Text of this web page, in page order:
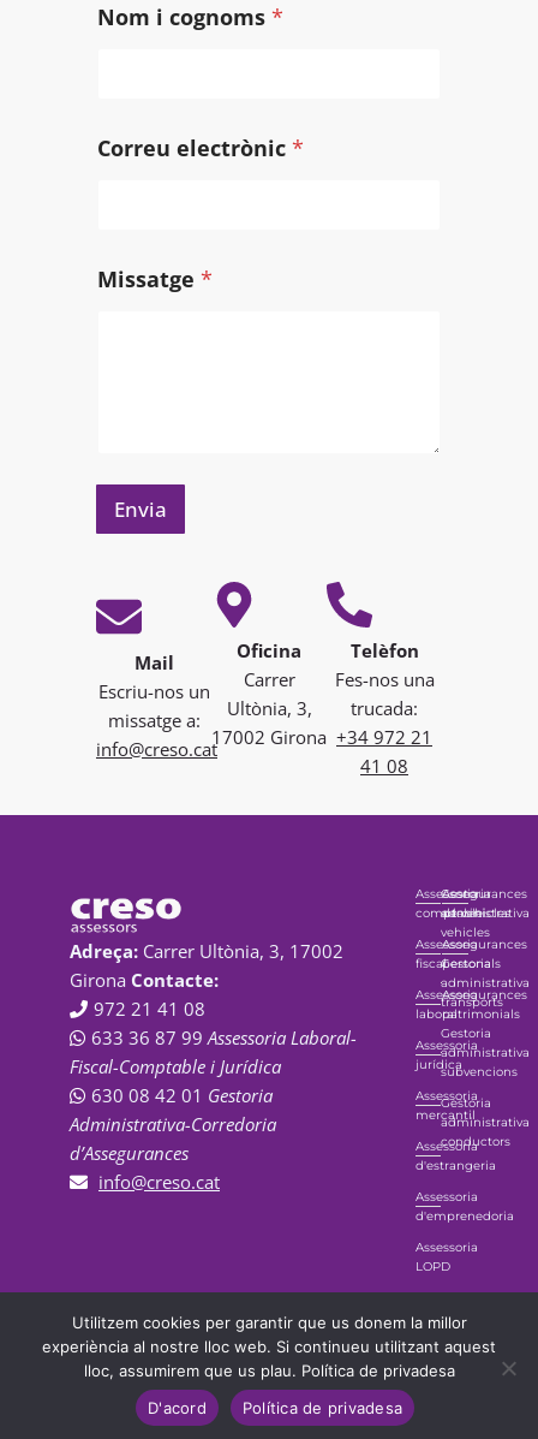
Nom i cognoms *
l
ò
t
ò
c
C
r
e
u
Correu electrònic *
Missatge *
Envia
Mail
Escriu-nos un
missatge a:
info@creso.cat
Oficina
Carrer
Ultònia, 3,
17002 Girona
Telèfon
Fes-nos una
trucada:
+34 972 21
41 08
Adreça: Carrer Ultònia, 3, 17002
Girona Contacte:
972 21 41 08
633 36 87 99Assessoria Laboral-
Fiscal-Comptable i Jurídica
630 08 42 01 Gestoria
Administrativa-Corredoria
d’Assegurances
info@creso.cat
Assessoria
comptable
Assessoria
fiscal
Assessoria
laboral
Assessoria
jurídica
Assessoria
mercantil
Assessoria
d'estrangeria
Assessoria
d'emprenedoria
Assessoria
LOPD
Gestoria
administrativa
vehicles
Gestoria
administrativa
transports
Gestoria
administrativa
subvencions
Gestoria
administrativa
conductors
Assegurances
de vehicles
Assegurances
personals
Assegurances
patrimonials
Política de privacidad
/Aviso Legal/Política
de cookies
Creso
Assessors. Tots els
drets reservats
Utilitzem cookies per garantir que us donem la millor
experiència al nostre lloc web. Si continueu utilitzant aquest
lloc, assumirem que us plau. Política de privadesa
D'acord
Política de privadesa